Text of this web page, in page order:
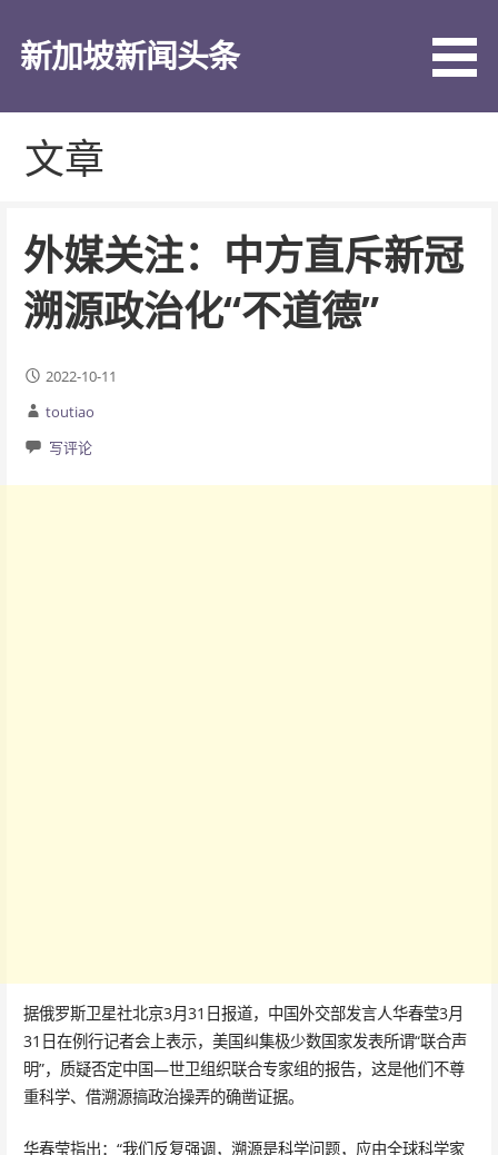
新加坡新闻头条
文章
外媒关注：中方直斥新冠
溯源政治化“不道德”
2022-10-11
toutiao
写评论
据俄罗斯卫星社北京3月31日报道，中国外交部发言人华春莹3月
31日在例行记者会上表示，美国纠集极少数国家发表所谓“联合声
明”，质疑否定中国—世卫组织联合专家组的报告，这是他们不尊
重科学、借溯源搞政治操弄的确凿证据。
华春莹指出：“我们反复强调，溯源是科学问题，应由全球科学家